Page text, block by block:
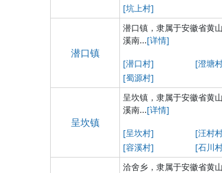
[坑上村]
潜口镇
潜口镇，隶属于安徽省黄
溪南...[详情]
[潜口村] [澄塘
[蜀源村]
呈坎镇
呈坎镇，隶属于安徽省黄
溪南...[详情]
[呈坎村] [汪村
[容溪村]
[石川
洽舍乡，隶属于安徽省黄